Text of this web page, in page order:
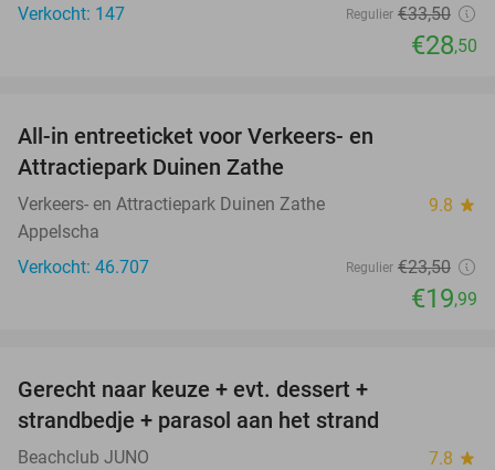
Verkocht: 147
Regulier €33,50
€28,50
All-in entreeticket voor Verkeers- en
Attractiepark Duinen Zathe
Verkeers- en Attractiepark Duinen Zathe 9.8 star
Appelscha
Verkocht: 46.707
Regulier €23,50
€19,99
Gerecht naar keuze + evt. dessert +
strandbedje + parasol aan het strand
Beachclub JUNO 7.8 star